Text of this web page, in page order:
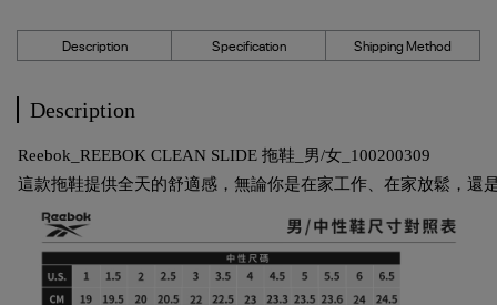
Description Specification Shipping Method
Description
Reebok_REEBOK CLEAN SLIDE 拖鞋_男/女_100200309
這款拖鞋提供全天的舒適感，無論你是在家工作、在家放鬆，還